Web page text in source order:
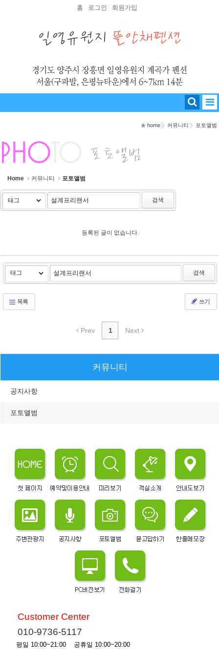
홈 로그인 회원가입
home 커뮤니티 포토앨범
Home 커뮤니티 포토앨범
검색
등록된 글이 없습니다.
검색
목록 쓰기
Prev 1 Next
커뮤니티
공지사항
포토앨범
Customer Center
010-9736-5117
평일 10:00~21:00 공휴일 10:00~20:00